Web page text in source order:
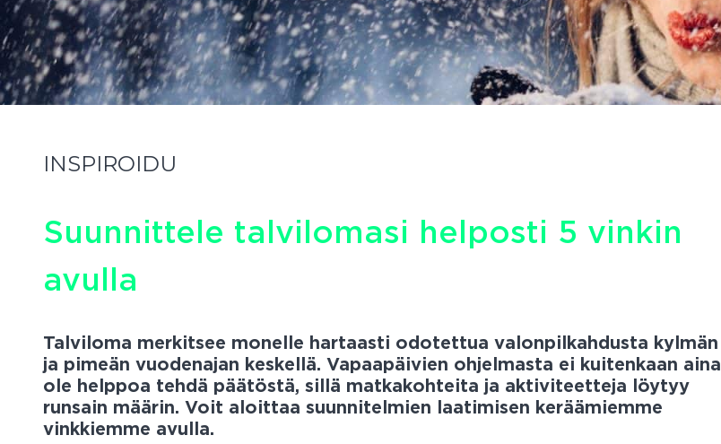
INSPIROIDU
Suunnittele talvilomasi helposti 5 vinkin
avulla
Talviloma merkitsee monelle hartaasti odotettua valonpilkahdusta kylmän
ja pimeän vuodenajan keskellä. Vapaapäivien ohjelmasta ei kuitenkaan aina
ole helppoa tehdä päätöstä, sillä matkakohteita ja aktiviteetteja löytyy
runsain määrin. Voit aloittaa suunnitelmien laatimisen keräämiemme
vinkkiemme avulla.